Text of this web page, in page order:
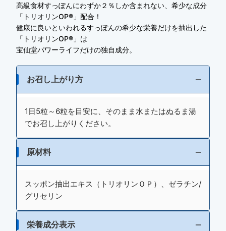
高級食材すっぽんにわずか２％しか含まれない、希少な成分
「トリオリンOP®」配合！
健康に良いといわれるすっぽんの希少な栄養だけを抽出した
「トリオリンOP®」は
宝仙堂パワーライフだけの独自成分。
お召し上がり方
1日5粒～6粒を目安に、そのまま水またはぬるま湯
でお召し上がりください。
原材料
スッポン抽出エキス（トリオリンＯＰ）、ゼラチン/
グリセリン
栄養成分表示